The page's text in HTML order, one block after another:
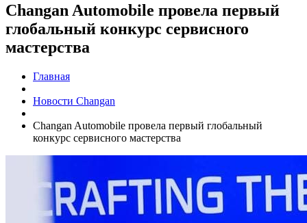
Changan Automobile провела первый
глобальный конкурс сервисного
мастерства
Главная
Новости Changan
Changan Automobile провела первый глобальный
конкурс сервисного мастерства